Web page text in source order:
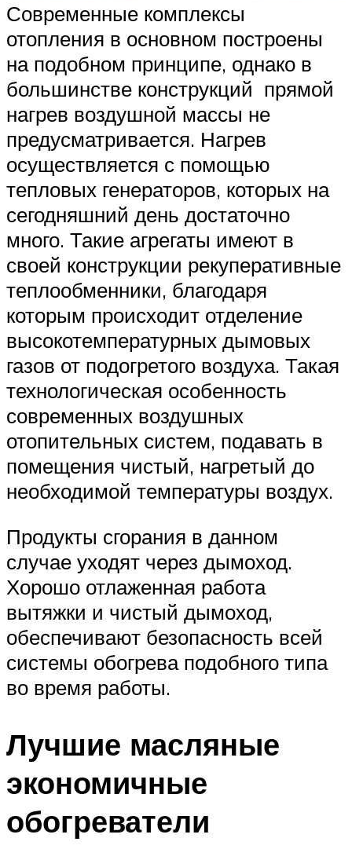
Современные комплексы
отопления в основном построены
на подобном принципе, однако в
большинстве конструкций прямой
нагрев воздушной массы не
предусматривается. Нагрев
осуществляется с помощью
тепловых генераторов, которых на
сегодняшний день достаточно
много. Такие агрегаты имеют в
своей конструкции рекуперативные
теплообменники, благодаря
которым происходит отделение
высокотемпературных дымовых
газов от подогретого воздуха. Такая
технологическая особенность
современных воздушных
отопительных систем, подавать в
помещения чистый, нагретый до
необходимой температуры воздух.
Продукты сгорания в данном
случае уходят через дымоход.
Хорошо отлаженная работа
вытяжки и чистый дымоход,
обеспечивают безопасность всей
системы обогрева подобного типа
во время работы.
Лучшие масляные
экономичные
обогреватели